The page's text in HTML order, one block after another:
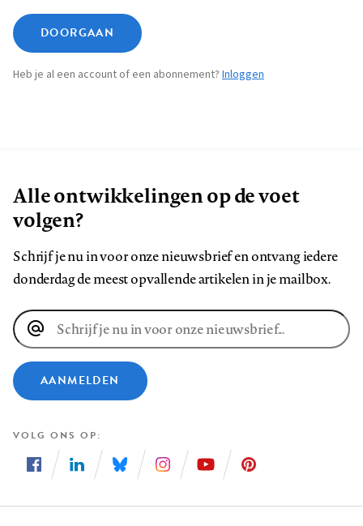
DOORGAAN
Heb je al een account of een abonnement? Inloggen
Alle ontwikkelingen op de voet
volgen?
Schrijf je nu in voor onze nieuwsbrief en ontvang iedere
donderdag de meest opvallende artikelen in je mailbox.
E-
mailadres
AANMELDEN
VOLG ONS OP
ons
ons
ons
ons
ons
ons